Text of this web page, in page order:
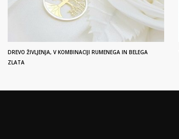
DREVO ŽIVLJENJA, V KOMBINACIJI RUMENEGA IN BELEGA
ZLATA